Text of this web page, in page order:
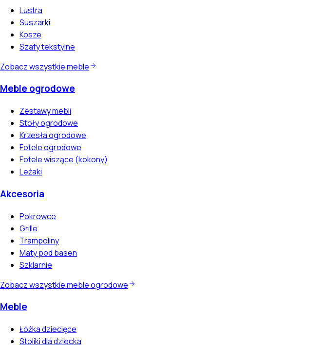
Lustra
Suszarki
Kosze
Szafy tekstylne
Zobacz wszystkie meble
Meble ogrodowe
Zestawy mebli
Stoły ogrodowe
Krzesła ogrodowe
Fotele ogrodowe
Fotele wiszące (kokony)
Leżaki
Akcesoria
Pokrowce
Grille
Trampoliny
Maty pod basen
Szklarnie
Zobacz wszystkie meble ogrodowe
Meble
Łóżka dziecięce
Stoliki dla dziecka